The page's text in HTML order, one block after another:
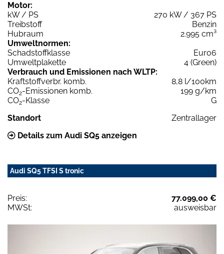
Motor:
kW / PS
270 kW / 367 PS
Treibstoff
Benzin
Hubraum
2.995 cm³
Umweltnormen:
Schadstoffklasse
Euro6
Umweltplakette
4 (Green)
Verbrauch und Emissionen nach WLTP:
Kraftstoffverbr. komb.
8,8 l/100km
CO2-Emissionen komb.
199 g/km
CO2-Klasse
G
Standort
Zentrallager
Details zum Audi SQ5 anzeigen
Audi SQ5 TFSI S tronic
Preis:
77.099,00 €
MWSt:
ausweisbar